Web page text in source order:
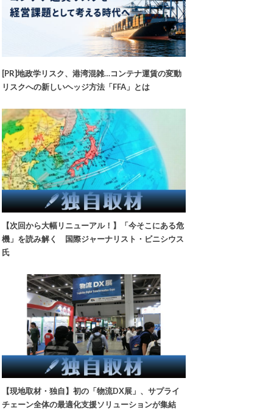
[PR]地政学リスク、港湾混雑…コンテナ運賃の変動
リスクへの新しいヘッジ方法「FFA」とは
【次回から大幅リニューアル！】「今そこにある危
機」を読み解く 国際ジャーナリスト・ビニシウス
氏
【現地取材・独自】初の「物流DX展」、サプライ
チェーン全体の最適化支援ソリューションが集結